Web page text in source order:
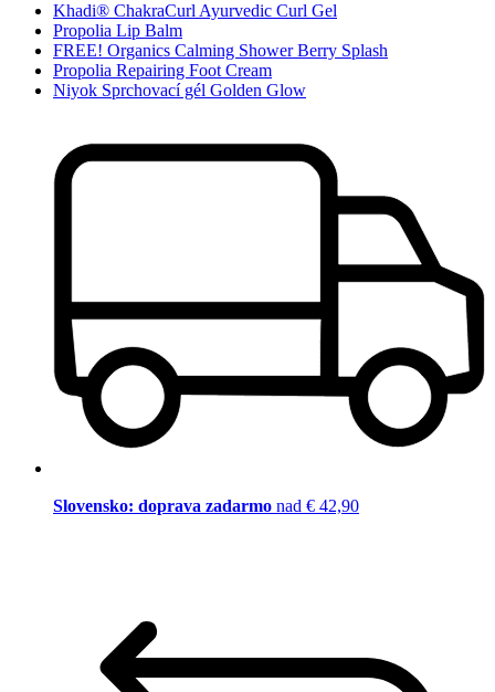
Khadi® ChakraCurl Ayurvedic Curl Gel
Propolia Lip Balm
FREE! Organics Calming Shower Berry Splash
Propolia Repairing Foot Cream
Niyok Sprchovací gél Golden Glow
Slovensko: doprava zadarmo nad € 42,90